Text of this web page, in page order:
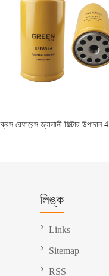
ক্রস রেফারেন্স জ্বালানী ফিল্টার
লিঙ্ক
Links
Sitemap
RSS